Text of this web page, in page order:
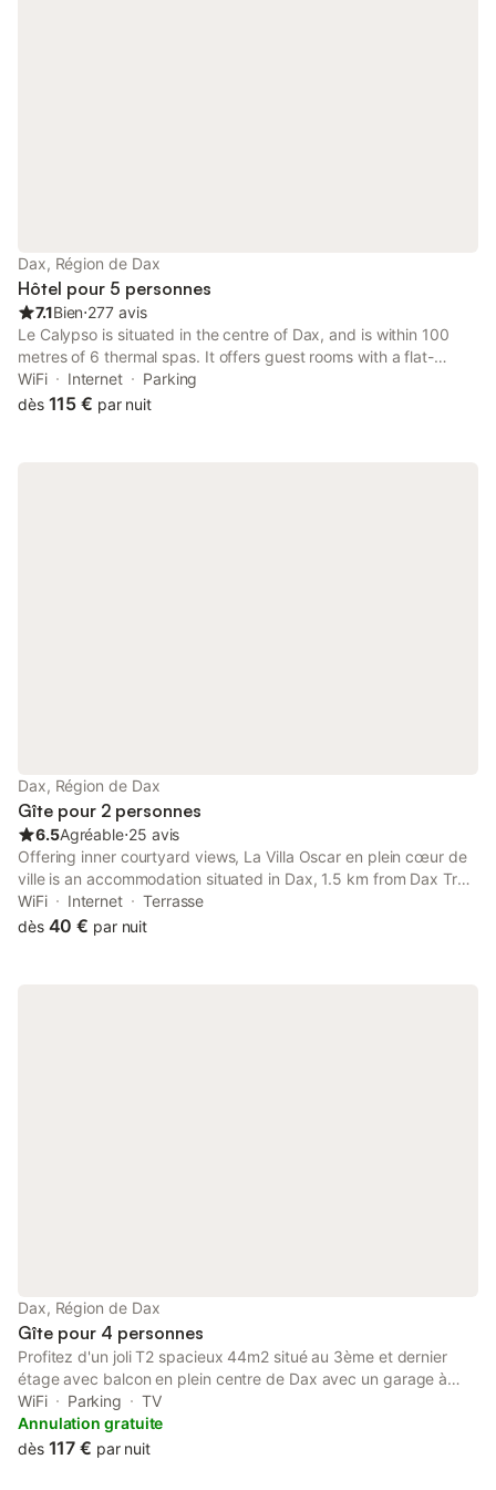
Dax, Région de Dax
Hôtel pour 5 personnes
7.1Bien⋅277 avis
Le Calypso is situated in the centre of Dax, and is within 100
metres of 6 thermal spas. It offers guest rooms with a flat-
screen TV and satellite channels. Free Wi-Fi is provided in some
hotel rooms on request.
WiFi Internet
Parking
dès 115 € par nuit
Dax, Région de Dax
Gîte pour 2 personnes
6.5Agréable⋅25 avis
Offering inner courtyard views, La Villa Oscar en plein cœur de
ville is an accommodation situated in Dax, 1.5 km from Dax Train
Station and 400 metres from Sainte-Marie Cathedral.
WiFi Internet
Terrasse
dès 40 € par nuit
Dax, Région de Dax
Gîte pour 4 personnes
Profitez d'un joli T2 spacieux 44m2 situé au 3ème et dernier
étage avec balcon en plein centre de Dax avec un garage à
côté de la fontaine chaude tout en étant en retrait donc au
calme dans une résidence sécurisée avec ascenseur.
L'appartement se situe dans la plus belle et chic rue piétonne de
WiFi Parking
TV
Annulation gratuite
dès 117 € par nuit